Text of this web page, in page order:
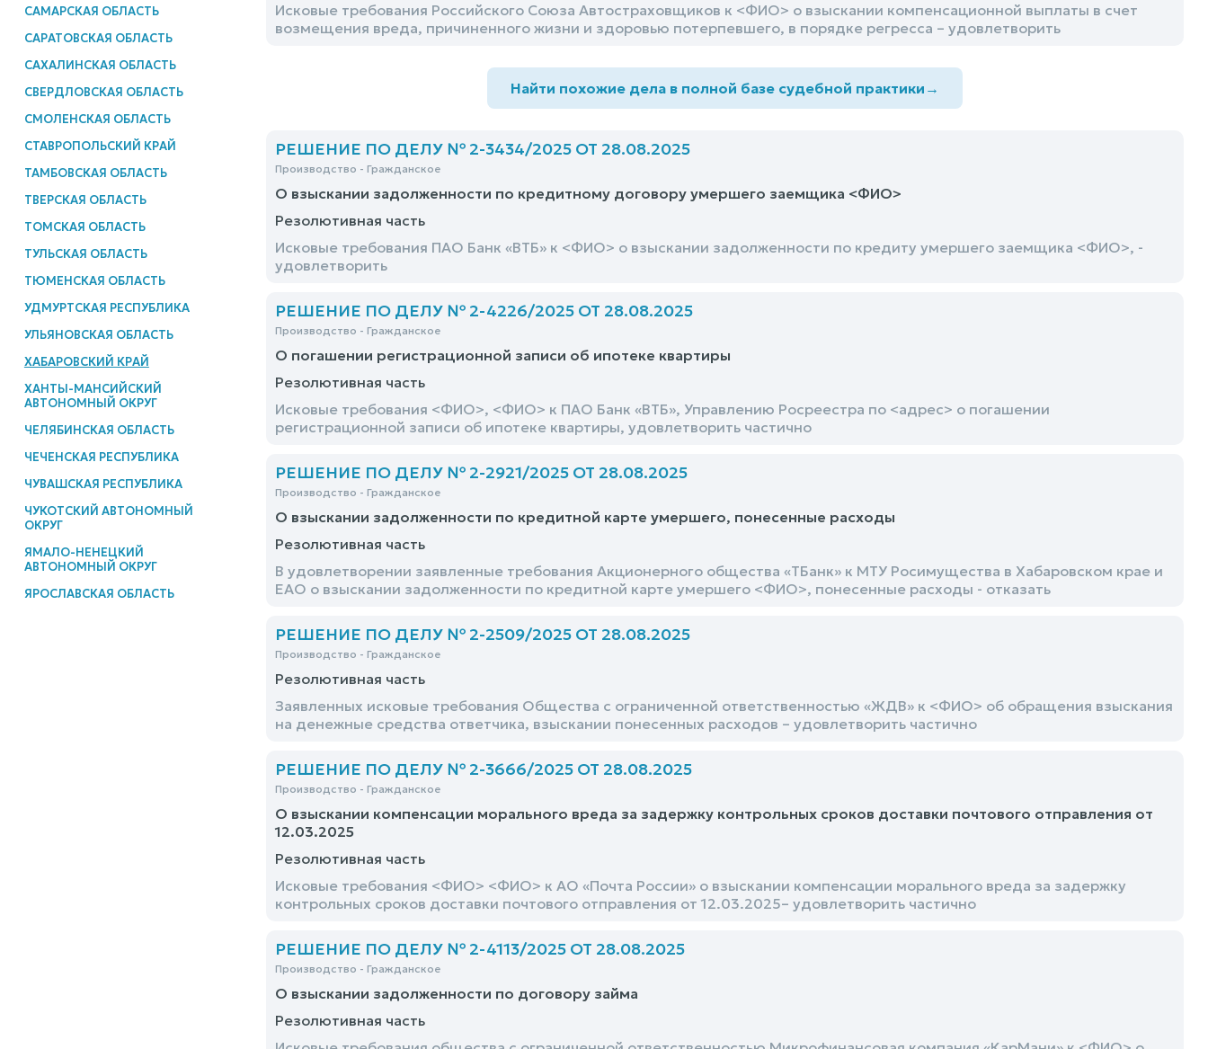
САМАРСКАЯ ОБЛАСТЬ
САРАТОВСКАЯ ОБЛАСТЬ
САХАЛИНСКАЯ ОБЛАСТЬ
СВЕРДЛОВСКАЯ ОБЛАСТЬ
СМОЛЕНСКАЯ ОБЛАСТЬ
СТАВРОПОЛЬСКИЙ КРАЙ
ТАМБОВСКАЯ ОБЛАСТЬ
ТВЕРСКАЯ ОБЛАСТЬ
ТОМСКАЯ ОБЛАСТЬ
ТУЛЬСКАЯ ОБЛАСТЬ
ТЮМЕНСКАЯ ОБЛАСТЬ
УДМУРТСКАЯ РЕСПУБЛИКА
УЛЬЯНОВСКАЯ ОБЛАСТЬ
ХАБАРОВСКИЙ КРАЙ
ХАНТЫ-МАНСИЙСКИЙ
АВТОНОМНЫЙ ОКРУГ
ЧЕЛЯБИНСКАЯ ОБЛАСТЬ
ЧЕЧЕНСКАЯ РЕСПУБЛИКА
ЧУВАШСКАЯ РЕСПУБЛИКА
ЧУКОТСКИЙ АВТОНОМНЫЙ
ОКРУГ
ЯМАЛО-НЕНЕЦКИЙ
АВТОНОМНЫЙ ОКРУГ
ЯРОСЛАВСКАЯ ОБЛАСТЬ
Исковые требования Российского Союза Автостраховщиков к <ФИО> о взыскании компенсационной выплаты в счет
возмещения вреда, причиненного жизни и здоровью потерпевшего, в порядке регресса – удовлетворить
Найти похожие дела в полной базе судебной практики →
РЕШЕНИЕ ПО ДЕЛУ № 2-3434/2025 ОТ 28.08.2025
Производство - Гражданское
О взыскании задолженности по кредитному договору умершего заемщика <ФИО>
Резолютивная часть
Исковые требования ПАО Банк «ВТБ» к <ФИО> о взыскании задолженности по кредиту умершего заемщика <ФИО>, -
удовлетворить
РЕШЕНИЕ ПО ДЕЛУ № 2-4226/2025 ОТ 28.08.2025
Производство - Гражданское
О погашении регистрационной записи об ипотеке квартиры
Резолютивная часть
Исковые требования <ФИО>, <ФИО> к ПАО Банк «ВТБ», Управлению Росреестра по <адрес> о погашении
регистрационной записи об ипотеке квартиры, удовлетворить частично
РЕШЕНИЕ ПО ДЕЛУ № 2-2921/2025 ОТ 28.08.2025
Производство - Гражданское
О взыскании задолженности по кредитной карте умершего, понесенные расходы
Резолютивная часть
В удовлетворении заявленные требования Акционерного общества «ТБанк» к МТУ Росимущества в Хабаровском крае и
ЕАО о взыскании задолженности по кредитной карте умершего <ФИО>, понесенные расходы - отказать
РЕШЕНИЕ ПО ДЕЛУ № 2-2509/2025 ОТ 28.08.2025
Производство - Гражданское
Резолютивная часть
Заявленных исковые требования Общества с ограниченной ответственностью «ЖДВ» к <ФИО> об обращения взыскания
на денежные средства ответчика, взыскании понесенных расходов – удовлетворить частично
РЕШЕНИЕ ПО ДЕЛУ № 2-3666/2025 ОТ 28.08.2025
Производство - Гражданское
О взыскании компенсации морального вреда за задержку контрольных сроков доставки почтового отправления от
12.03.2025
Резолютивная часть
Исковые требования <ФИО> <ФИО> к АО «Почта России» о взыскании компенсации морального вреда за задержку
контрольных сроков доставки почтового отправления от 12.03.2025– удовлетворить частично
РЕШЕНИЕ ПО ДЕЛУ № 2-4113/2025 ОТ 28.08.2025
Производство - Гражданское
О взыскании задолженности по договору займа
Резолютивная часть